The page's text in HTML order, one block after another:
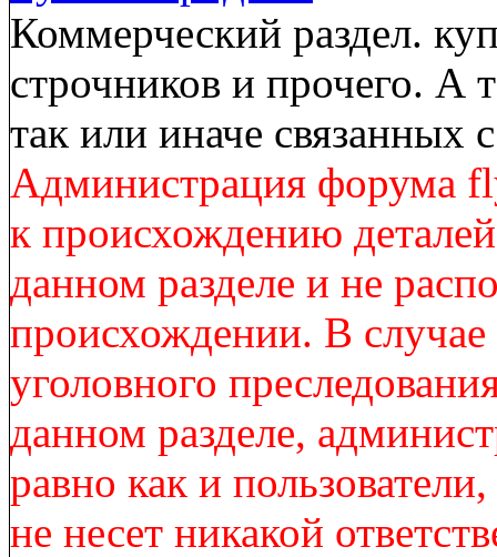
Коммерческий раздел.
строчников и прочего. А
так или иначе
Администрация форума
к происхождению
данном разделе и не
происхождении. В
уголовного
данном разделе,
равно как и
не несет никакой